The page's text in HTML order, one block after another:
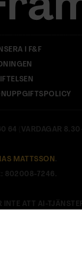
I F&F
64 (VARDAGAR
MATTSSON.
802008-7246.
ATT AI-